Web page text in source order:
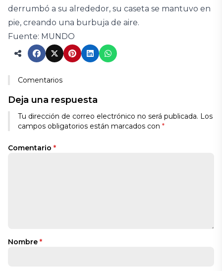
derrumbó a su alrededor, su caseta se mantuvo en
pie, creando una burbuja de aire.
Fuente: MUNDO
Comentarios
Deja una respuesta
Tu dirección de correo electrónico no será publicada. Los
campos obligatorios están marcados con *
Comentario *
Nombre *